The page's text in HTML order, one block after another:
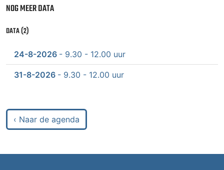
NOG MEER DATA
DATA (2)
24-8-2026 - 9.30 - 12.00 uur
31-8-2026 - 9.30 - 12.00 uur
‹ Naar de agenda